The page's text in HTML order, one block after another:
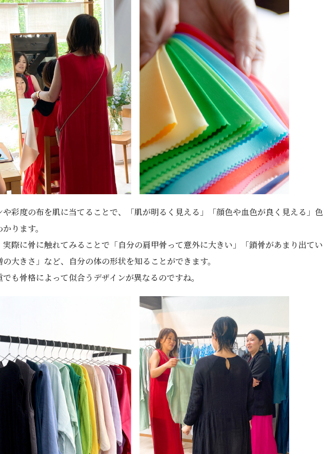
や彩度の布を肌に当てることで、「肌が明るく見える」「顔色や血色が良く見える」色
ります。
際に骨に触れてみることで「自分の肩甲骨って意外に大きい」「鎖骨があまり出てい
大きさ」など、自分の体の形状を知ることができます。
も骨格によって似合うデザインが異なるのですね。